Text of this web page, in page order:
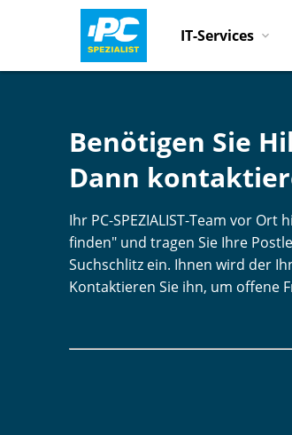
IT-Services
Benötigen Sie
Dann
Ihr PC-SPEZIALIST-Team vor
finden" und tragen Sie Ihre
Suchschlitz ein. Ihnen wird der
Kontaktieren Sie ihn, um offene